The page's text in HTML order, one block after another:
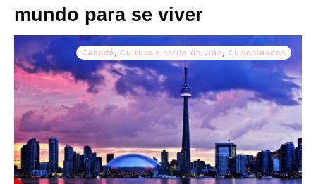
mundo para se viver
Canadá Cultura e estilo de vida Curiosidades